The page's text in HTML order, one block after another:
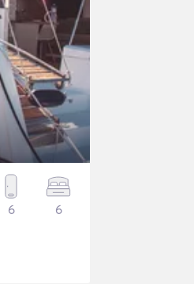
6 6